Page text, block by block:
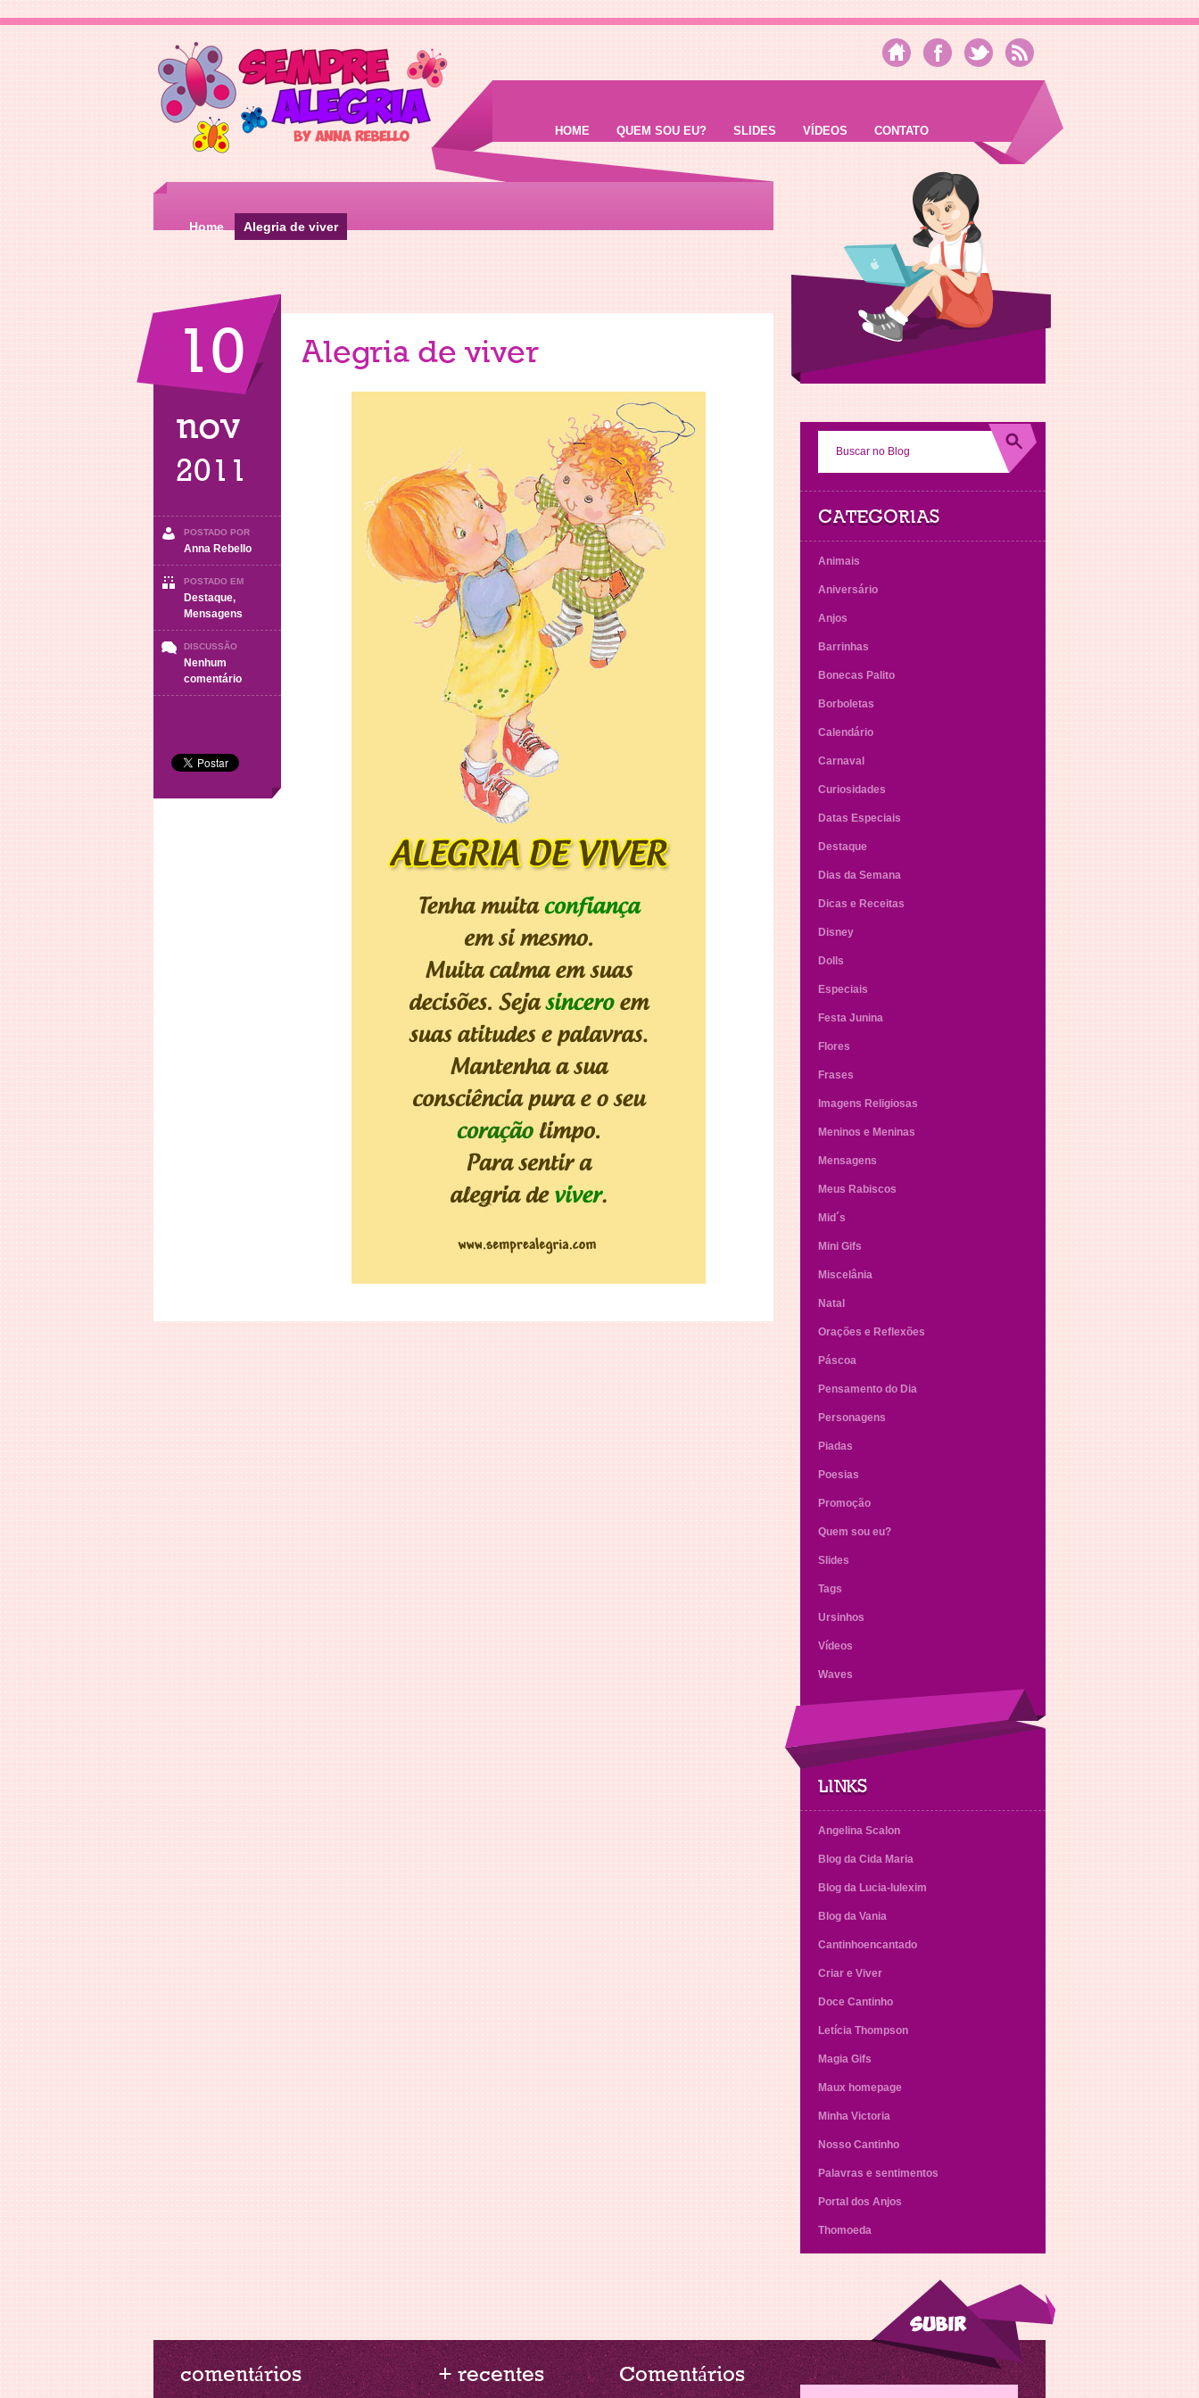
HOME QUEM SOU EU? SLIDES VÍDEOS CONTATO
Home Alegria de viver
10
nov
2011
POSTADO POR
Anna Rebello
POSTADO EM
Destaque,
Mensagens
DISCUSSÃO
Nenhum
comentárioem
Alegria
Alegria de viver
CATEGORIAS
Animais
Aniversário
Anjos
Barrinhas
Bonecas Palito
Borboletas
Calendário
Carnaval
Curiosidades
Datas Especiais
Destaque
Dias da Semana
Dicas e Receitas
Disney
Dolls
Especiais
Festa Junina
Flores
Frases
Imagens Religiosas
Meninos e Meninas
Mensagens
Meus Rabiscos
Mid´s
Mini Gifs
Miscelânia
Natal
Orações e Reflexões
Páscoa
Pensamento do Dia
Personagens
Piadas
Poesias
Promoção
Quem sou eu?
Slides
Tags
Ursinhos
Vídeos
Waves
LINKS
Angelina Scalon
Blog da Cida Maria
Blog da Lucia-lulexim
Blog da Vania
Cantinhoencantado
Criar e Viver
Doce Cantinho
Letícia Thompson
Magia Gifs
Maux homepage
Minha Victoria
Nosso Cantinho
Palavras e sentimentos
Portal dos Anjos
Thomoeda
comentários + recentes Comentários